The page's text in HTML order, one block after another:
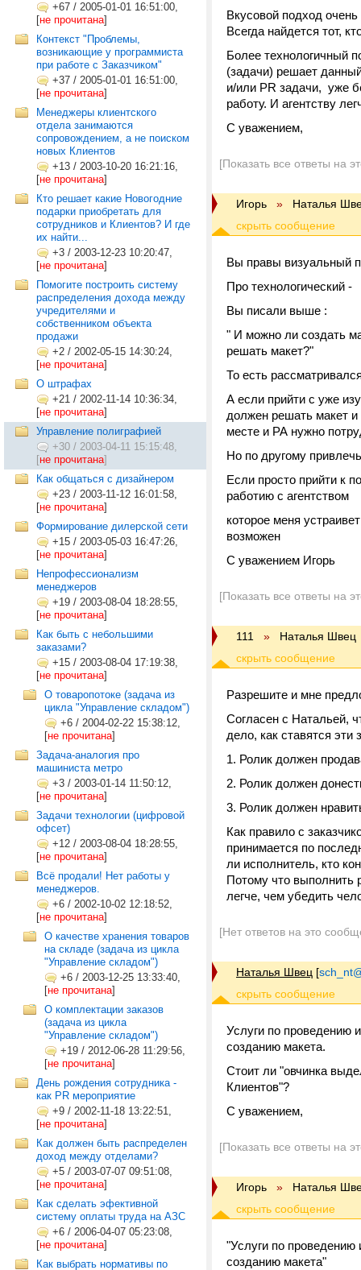
+67 / 2005-01-01 16:51:00,
[не прочитана]
Контекст "Проблемы,
возникающие у программиста
при работе с Заказчиком"
+37 / 2005-01-01 16:51:00,
[не прочитана]
Менеджеры клиентского
отдела занимаются
сопровождением, а не поиском
новых Клиентов
+13 / 2003-10-20 16:21:16,
[не прочитана]
Кто решает какие Новогодние
подарки приобретать для
сотрудников и Клиентов? И где
их найти...
+3 / 2003-12-23 10:20:47,
[не прочитана]
Помогите построить систему
распределения дохода между
учредителями и
собственником объекта
продажи
+2 / 2002-05-15 14:30:24,
[не прочитана]
О штрафах
+21 / 2002-11-14 10:36:34,
[не прочитана]
Управление полиграфией
+30 / 2003-04-11 15:15:48,
[не прочитана]
Как общаться с дизайнером
+23 / 2003-11-12 16:01:58,
[не прочитана]
Формирование дилерской сети
+15 / 2003-05-03 16:47:26,
[не прочитана]
Непрофессионализм
менеджеров
+19 / 2003-08-04 18:28:55,
[не прочитана]
Как быть с небольшими
заказами?
+15 / 2003-08-04 17:19:38,
[не прочитана]
О товаропотоке (задача из
цикла "Управление складом")
+6 / 2004-02-22 15:38:12,
[не прочитана]
Задача-аналогия про
машиниста метро
+3 / 2003-01-14 11:50:12,
[не прочитана]
Задачи технологии (цифровой
офсет)
+12 / 2003-08-04 18:28:55,
[не прочитана]
Всё продали! Нет работы у
менеджеров.
+6 / 2002-10-02 12:18:52,
[не прочитана]
О качестве хранения товаров
на складе (задача из цикла
"Управление складом")
+6 / 2003-12-25 13:33:40,
[не прочитана]
О комплектации заказов
(задача из цикла
"Управление складом")
+19 / 2012-06-28 11:29:56,
[не прочитана]
День рождения сотрудника -
как PR мероприятие
+9 / 2002-11-18 13:22:51,
[не прочитана]
Как должен быть распределен
доход между отделами?
+5 / 2003-07-07 09:51:08,
[не прочитана]
Как сделать эфективной
систему оплаты труда на АЗС
+6 / 2006-04-07 05:23:08,
[не прочитана]
Как выбрать нормативы по
Вкусовой подход
Всегда найдется тот,
Более технологичный
(задачи) решает
и/или PR задачи, уже
работу. И агентству
С уважением,
[Показать все ответы на
Игорь » Наталья
Вы правы визуальный
Про технологический -
Вы писали выше :
" И можно ли создать
решать макет?"
То есть
А если прийти с уже
должен решать макет и
месте и РА нужно
Но по другому
Если просто прийти к
работию с агентством
которое меня
возможен
С уважением Игорь
[Показать все ответы на
111 » Наталья Швец
Разрешите и мне
Согласен с Натальей,
дело, как ставятся
1. Ролик должен
2. Ролик должен
3. Ролик должен
Как правило с
принимается по
ли исполнитель, кто
Потому что выполнить
легче, чем убедить
[Нет ответов на это
Наталья Швец [
Услуги по проведению
созданию макета.
Стоит ли "овчинка
Клиентов"?
С уважением,
[Показать все ответы на
Игорь » Наталья
"Услуги по проведению
созданию макета"